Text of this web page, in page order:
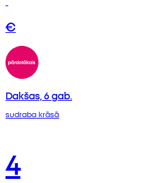
€
Dakšas, 6 gab.
sudraba krāsā
4